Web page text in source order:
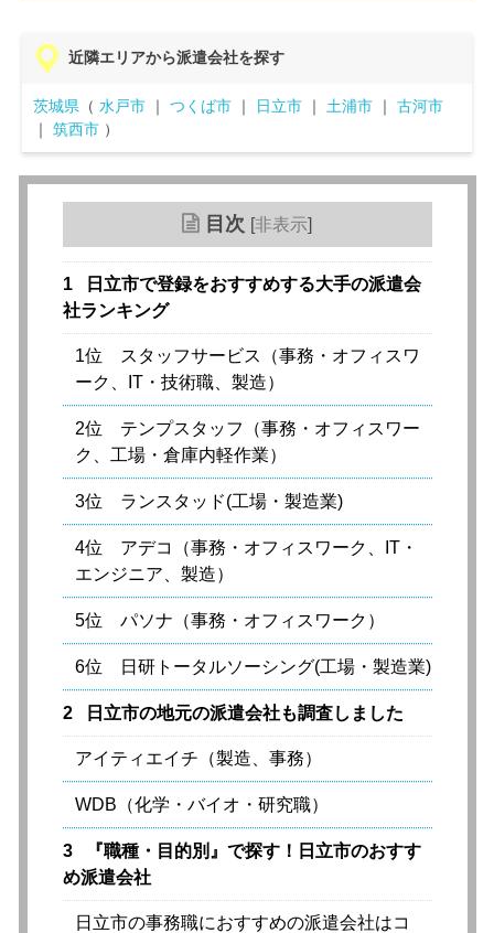
近隣エリアから派遣会社を探す
茨城県 （水戸市 ｜つくば市 ｜ 日立市 ｜土浦市 ｜古河市
｜筑西市 ）
目次 [非表示]
1
日立市で登録をおすすめする大手の派遣会
社ランキング
1位 スタッフサービス（事務・オフィスワ
ーク、IT・技術職、製造）
2位 テンプスタッフ（事務・オフィスワー
ク、工場・倉庫内軽作業）
3位 ランスタッド(工場・製造業)
4位 アデコ（事務・オフィスワーク、IT・
エンジニア、製造）
5位 パソナ（事務・オフィスワーク）
6位 日研トータルソーシング(工場・製造業)
2 日立市の地元の派遣会社も調査しました
アイティエイチ（製造、事務）
WDB（化学・バイオ・研究職）
3
『職種・目的別』で探す！日立市のおすす
め派遣会社
日立市の事務職におすすめの派遣会社はコ